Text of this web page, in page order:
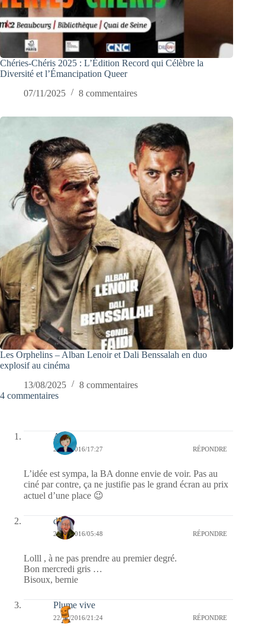
Chéries-Chéris 2025 : L’Édition Record qui Célèbre la
Diversité et l’Émancipation Queer
07/11/2025
8 commentaires
Les Orphelins – Alban Lenoir et Dali Benssalah en duo
explosif au cinéma
13/08/2025
8 commentaires
4 commentaires
Ax-L
23/11/2016/17:27 RÉPONDRE
L’idée est sympa, la BA donne envie de voir. Pas au
ciné par contre, ça ne justifie pas le grand écran au prix
actuel d’une place 😉
dom
23/11/2016/05:48 RÉPONDRE
Lolll , à ne pas prendre au premier degré.
Bon mercredi gris …
Bisoux, bernie
Plume vive
22/11/2016/21:24 RÉPONDRE